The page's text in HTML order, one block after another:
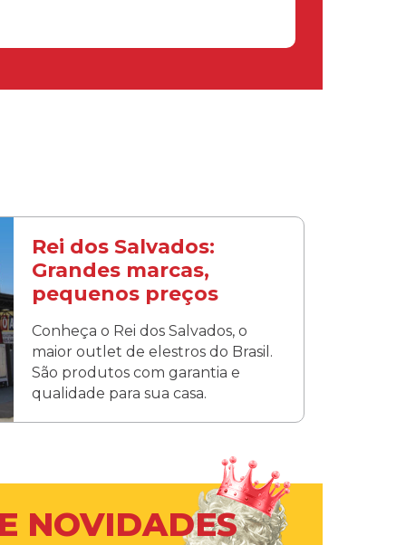
Rei dos Salvados:
Grandes marcas,
pequenos preços
Conheça o Rei dos Salvados, o
maior outlet de elestros do Brasil.
São produtos com garantia e
qualidade para sua casa.
NOVIDADES